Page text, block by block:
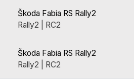
Škoda Fabia RS Rally2
Rally2 | RC2
Škoda Fabia RS Rally2
Rally2 | RC2